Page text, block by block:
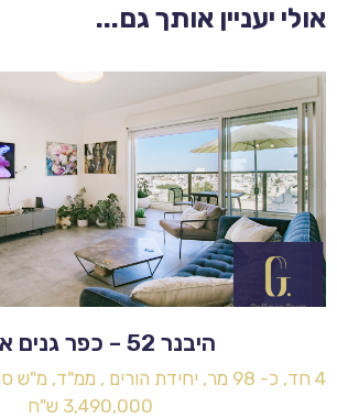
אולי יעניין אותך גם...
היבנר 52 – כפר גנים א'/ג'
3,490,000 ש"ח